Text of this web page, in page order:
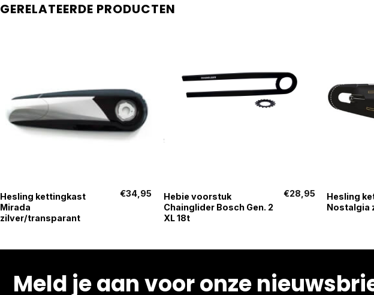
GERELATEERDE PRODUCTEN
Hesling kettingkast
Mirada
zilver/transparant
€34,95
Hebie voorstuk
Chainglider Bosch Gen. 2
XL 18t
€28,95
Hesling
Nostalgia
Meld je aan voor onze